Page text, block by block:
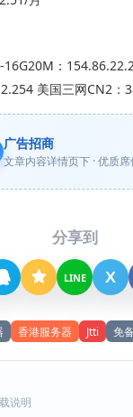
16G20M：
美国三网CN2：
广告招商
文章内容详情页下 · 优质
分享到
LINE X
香港服务器 Jtti 免
说明